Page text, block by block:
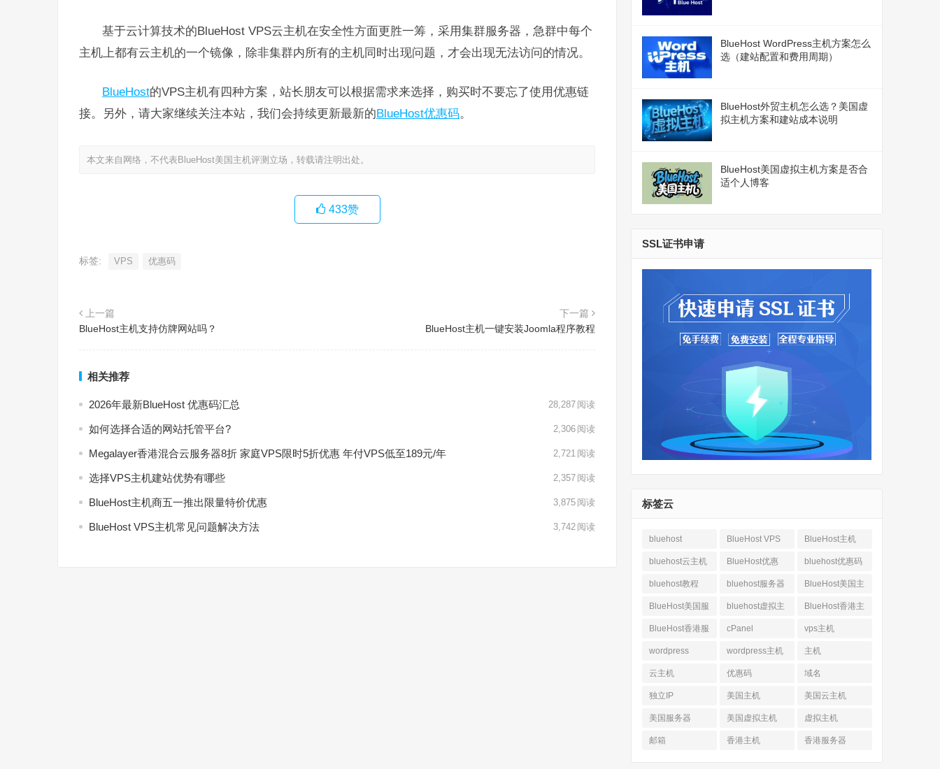
基于云计算技术的BlueHost VPS云主机在安全性方面更胜一筹，采用集群服务器，急群中每个
主机上都有云主机的一个镜像，除非集群内所有的主机同时出现问题，才会出现无法访问的情况。
BlueHost的VPS主机有四种方案，站长朋友可以根据需求来选择，购买时不要忘了使用优惠链
接。另外，请大家继续关注本站，我们会持续更新最新的BlueHost优惠码
本文来自网络，不代表BlueHost美国主机评测立场，转载请注明出处。
433赞
标签: VPS 优惠码
上一篇
BlueHost主机支持仿牌网站吗？
下一篇
BlueHost主机一键安装Joomla程序教程
相关推荐
2026年最新BlueHost 优惠码汇总 28,287 阅读
如何选择合适的网站托管平台? 2,306 阅读
Megalayer香港混合云服务器8折 家庭VPS限时5折优惠 年付VPS低至189元/年 2,721 阅读
选择VPS主机建站优势有哪些 2,357 阅读
BlueHost主机商五一推出限量特价优惠 3,875 阅读
BlueHost VPS主机常见问题解决方法 3,742 阅读
BlueHost WordPress主机方案怎么
选（建站配置和费用周期）
BlueHost外贸主机怎么选？美国虚
拟主机方案和建站成本说明
BlueHost美国虚拟主机方案是否合
适个人博客
SSL证书申请
标签云
bluehost BlueHost VPS BlueHost主机
bluehost云主机 BlueHost优惠 bluehost优惠码
bluehost教程 bluehost服务器
BlueHost美国主
机
BlueHost美国服
务器
bluehost虚拟主
机
BlueHost香港主
机
BlueHost香港服
务器
cPanel vps主机
wordpress wordpress主机 主机
云主机 优惠码 域名
独立IP 美国主机 美国云主机
美国服务器 美国虚拟主机 虚拟主机
邮箱 香港主机 香港服务器